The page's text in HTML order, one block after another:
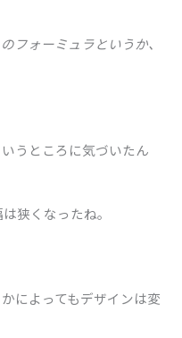
ォーミュラというか、
うところに気づいたん
狭くなったね。
によってもデザインは変